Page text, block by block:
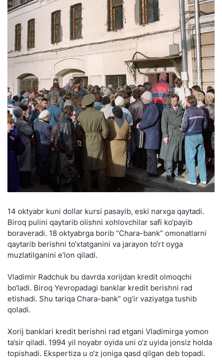
14 oktyabr kuni dollar kursi pasayib, eski narxga qaytadi.
Biroq pulini qaytarib olishni xohlovchilar safi ko‘payib
boraveradi. 18 oktyabrga borib “Chara-bank” omonatlarni
qaytarib berishni to‘xtatganini va jarayon to‘rt oyga
muzlatilganini e’lon qiladi.
Vladimir Radchuk bu davrda xorijdan kredit olmoqchi
bo‘ladi. Biroq Yevropadagi banklar kredit berishni rad
etishadi. Shu tariqa Chara-bank” og‘ir vaziyatga tushib
qoladi.
Xorij banklari kredit berishni rad etgani Vladimirga yomon
ta’sir qiladi. 1994 yil noyabr oyida uni o‘z uyida jonsiz holda
topishadi. Ekspertiza u o‘z joniga qasd qilgan deb topadi.